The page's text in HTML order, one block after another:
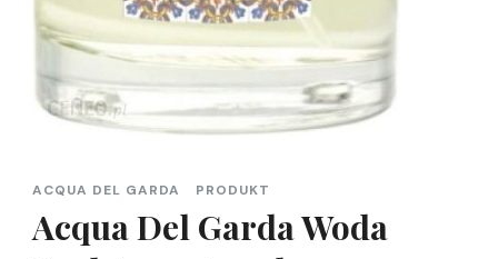
ACQUA DEL GARDA PRODUKT
Acqua Del Garda Woda